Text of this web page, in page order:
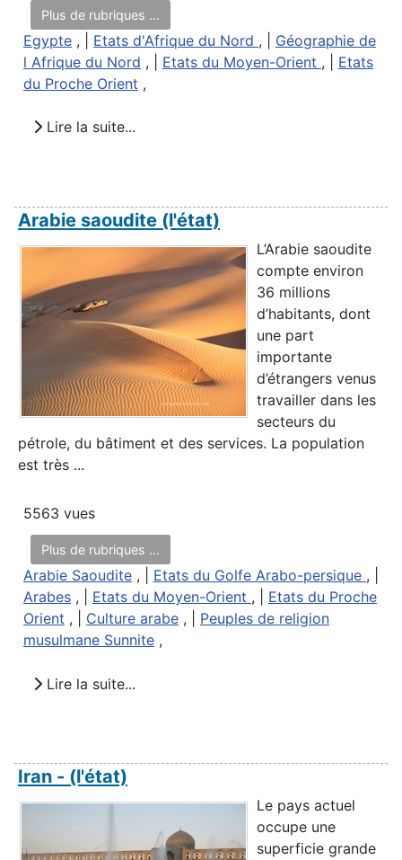
Plus de rubriques ...
Egypte , | Etats d'Afrique du Nord , | Géographie de
l Afrique du Nord , | Etats du Moyen-Orient , | Etats
du Proche Orient ,
Lire la suite...
Arabie saoudite (l'état)
L’Arabie saoudite
compte environ
36 millions
d’habitants, dont
une part
importante
d’étrangers venus
travailler dans les
secteurs du
pétrole, du bâtiment et des services. La population
est très ...
5563 vues
Plus de rubriques ...
Arabie Saoudite , | Etats du Golfe Arabo-persique , |
Arabes , | Etats du Moyen-Orient , | Etats du Proche
Orient , | Culture arabe , | Peuples de religion
musulmane Sunnite ,
Lire la suite...
Iran - (l'état)
Le pays actuel
occupe une
superficie grande